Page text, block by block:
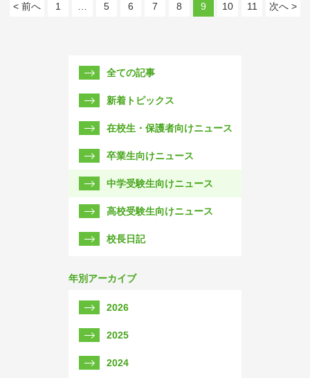
< 前へ 1 5 6 7 8 9 10 11 次へ >
全ての記事
新着トピックス
在校生・保護者向けニュース
卒業生向けニュース
中学受験生向けニュース
高校受験生向けニュース
校長日記
年別アーカイブ
2026
2025
2024